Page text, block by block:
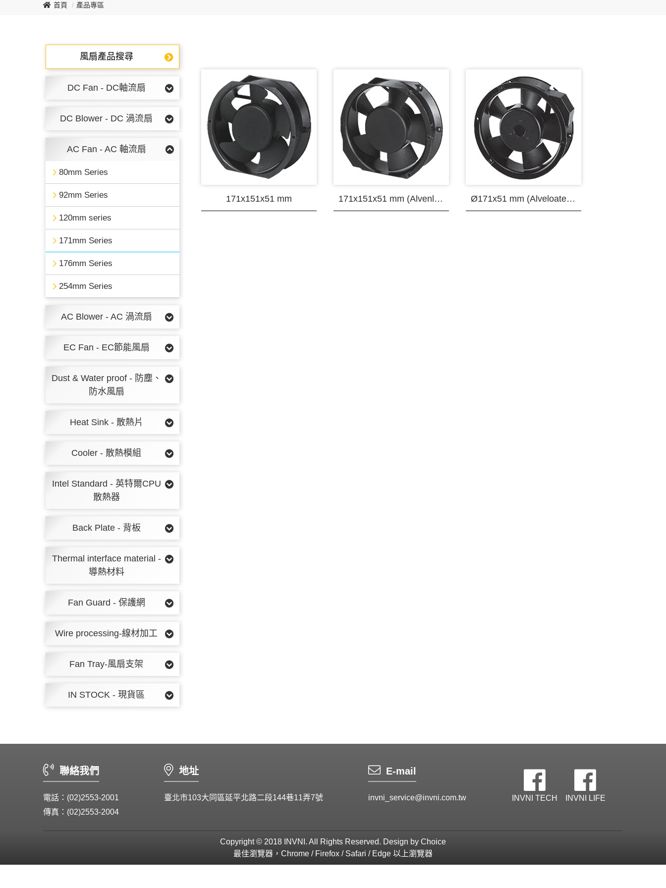
首頁 產品專區
風扇產品搜尋
DC Fan - DC軸流扇
DC Blower - DC 渦流扇
AC Fan - AC 軸流扇
80mm Series
92mm Series
120mm series
171mm Series
176mm Series
254mm Series
AC Blower - AC 渦流扇
EC Fan - EC節能風扇
Dust & Water proof - 防塵、
防水風扇
Heat Sink - 散熱片
Cooler - 散熱模組
Intel Standard - 英特爾CPU
散熱器
Back Plate - 背板
Thermal interface material -
導熱材料
Fan Guard - 保護網
Wire processing-線材加工
Fan Tray-風扇支架
IN STOCK - 現貨區
171x151x51 mm 171x151x51 mm (Alvenlote Motor) Ø171x51 mm (Alveloate Motor)
聯絡我們
電話：(02)2553-2001
傳真：(02)2553-2004
地址
臺北市103大同區延平北路二段144巷11弄7號
E-mail
invni_service@invni.com.tw INVNI TECH INVNI LIFE
Copyright © 2018 INVNI. All Rights Reserved. Design by Choice
最佳瀏覽器，Chrome / Firefox / Safari / Edge 以上瀏覽器